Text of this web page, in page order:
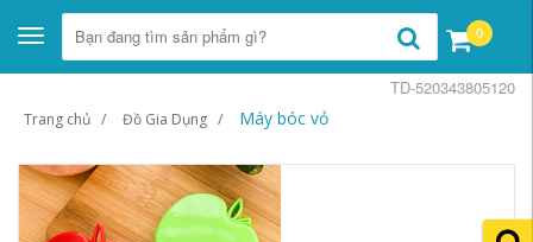
Toggle
navigation
0
Trang chủ Đồ Gia Dụng Máy bóc vỏ
TD-520343805120